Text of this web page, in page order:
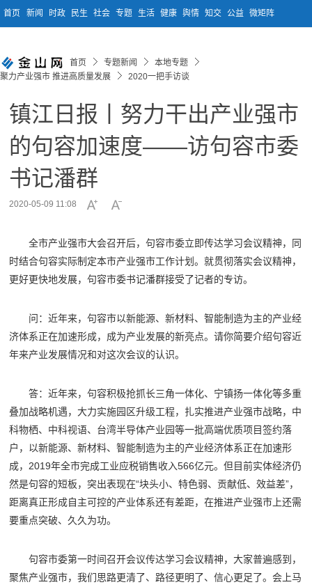
首页 新闻 时政 民生 社会 专题 生活 健康 舆情 知交 公益 微矩阵
首页 专题新闻
本地专题
聚力产业强市 推进高质量发展
2020一把手访谈
镇江日报丨努力干出产业强市
的句容加速度——访句容市委
书记潘群
2020-05-09 11:08
全市产业强市大会召开后，句容市委立即传达学习会议精神，同
时结合句容实际制定本市产业强市工作计划。就贯彻落实会议精神，
更好更快地发展，句容市委书记潘群接受了记者的专访。
问：近年来，句容市以新能源、新材料、智能制造为主的产业经
济体系正在加速形成，成为产业发展的新亮点。请你简要介绍句容近
年来产业发展情况和对这次会议的认识。
答：近年来，句容积极抢抓长三角一体化、宁镇扬一体化等多重
叠加战略机遇，大力实施园区升级工程，扎实推进产业强市战略，中
科物栖、中科视语、台湾半导体产业园等一批高端优质项目签约落
户，以新能源、新材料、智能制造为主的产业经济体系正在加速形
成，2019年全市完成工业应税销售收入566亿元。但目前实体经济仍
然是句容的短板，突出表现在“块头小、特色弱、贡献低、效益差”，
距离真正形成自主可控的产业体系还有差距，在推进产业强市上还需
要重点突破、久久为功。
句容市委第一时间召开会议传达学习会议精神，大家普遍感到，
聚焦产业强市，我们思路更清了、路径更明了、信心更足了。会上马